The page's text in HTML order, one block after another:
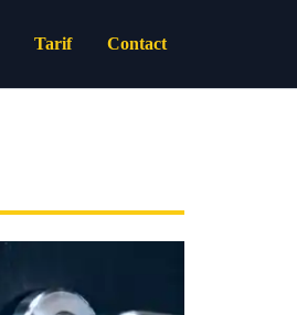
Tarif Contact